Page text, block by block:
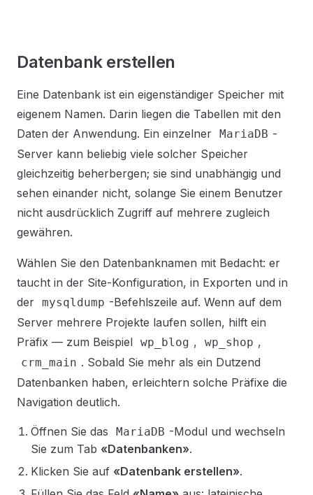
Datenbank erstellen
Eine Datenbank ist ein eigenständiger Speicher mit
eigenem Namen. Darin liegen die Tabellen mit den
Daten der Anwendung. Ein einzelner MariaDB -
Server kann beliebig viele solcher Speicher
gleichzeitig beherbergen; sie sind unabhängig und
sehen einander nicht, solange Sie einem Benutzer
nicht ausdrücklich Zugriff auf mehrere zugleich
gewähren.
Wählen Sie den Datenbanknamen mit Bedacht: er
taucht in der Site-Konfiguration, in Exporten und in
der mysqldump -Befehlszeile auf. Wenn auf dem
Server mehrere Projekte laufen sollen, hilft ein
Präfix — zum Beispiel wp_blog , wp_shop ,
crm_main . Sobald Sie mehr als ein Dutzend
Datenbanken haben, erleichtern solche Präfixe die
Navigation deutlich.
Öffnen Sie das MariaDB -Modul und wechseln
Sie zum Tab «Datenbanken».
Klicken Sie auf «Datenbank erstellen».